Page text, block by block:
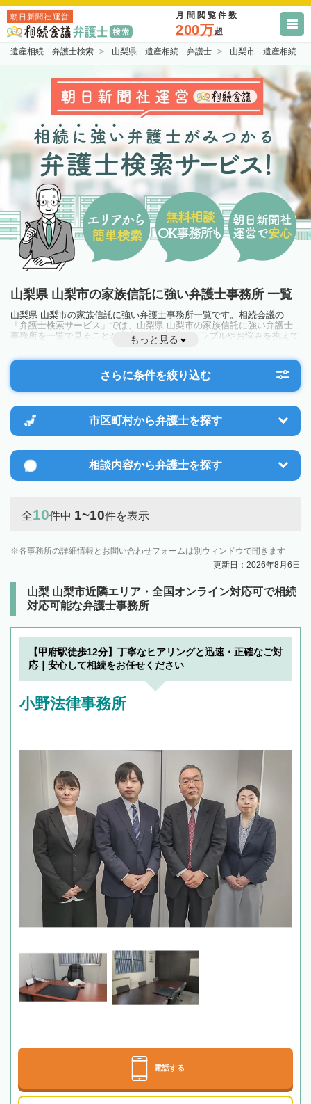
朝日新聞社運営 月間閲覧件数
200万超
遺産相続 弁護士検索 山梨県 遺産相続 弁護士 山梨市 遺産相続
山梨県 山梨市の家族信託に強い弁護士事務所 一覧
山梨県 山梨市の家族信託に強い弁護士事務所一覧です。相続会議の
「弁護士検索サービス」では、山梨県 山梨市の家族信託に強い弁護士
事務所を一覧で見ることが出来ます。相続のトラブルやお悩みを抱えて
いる方は一度近隣の弁護士に相談してみましょう。
もっと見る
さらに条件を絞り込む
市区町村から弁護士を探す
相談内容から弁護士を探す
全10件中 1~10件を表示
各事務所の詳細情報とお問い合わせフォームは別ウィンドウで開きます
更新日：2026年8月6日
山梨 山梨市近隣エリア・全国オンライン対応可で相続
対応可能な弁護士事務所
【甲府駅徒歩12分】丁寧なヒアリングと迅速・正確なご対
応｜安心して相続をお任せください
小野法律事務所
電話する